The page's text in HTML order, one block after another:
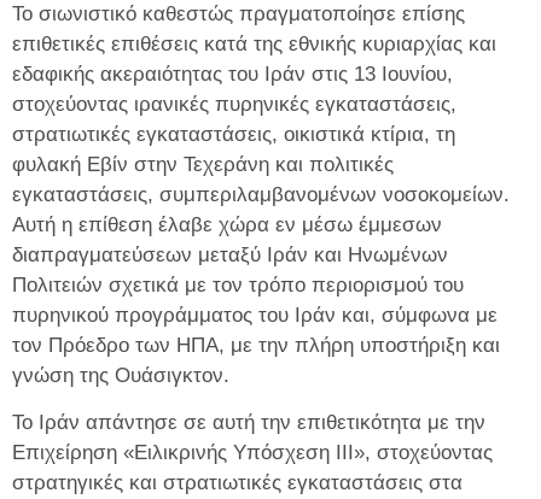
Το σιωνιστικό καθεστώς πραγματοποίησε επίσης
επιθετικές επιθέσεις κατά της εθνικής κυριαρχίας και
εδαφικής ακεραιότητας του Ιράν στις 13 Ιουνίου,
στοχεύοντας ιρανικές πυρηνικές εγκαταστάσεις,
στρατιωτικές εγκαταστάσεις, οικιστικά κτίρια, τη
φυλακή Εβίν στην Τεχεράνη και πολιτικές
εγκαταστάσεις, συμπεριλαμβανομένων νοσοκομείων.
Αυτή η επίθεση έλαβε χώρα εν μέσω έμμεσων
διαπραγματεύσεων μεταξύ Ιράν και Ηνωμένων
Πολιτειών σχετικά με τον τρόπο περιορισμού του
πυρηνικού προγράμματος του Ιράν και, σύμφωνα με
τον Πρόεδρο των ΗΠΑ, με την πλήρη υποστήριξη και
γνώση της Ουάσιγκτον.
Το Ιράν απάντησε σε αυτή την επιθετικότητα με την
Επιχείρηση «Ειλικρινής Υπόσχεση ΙΙΙ», στοχεύοντας
στρατηγικές και στρατιωτικές εγκαταστάσεις στα